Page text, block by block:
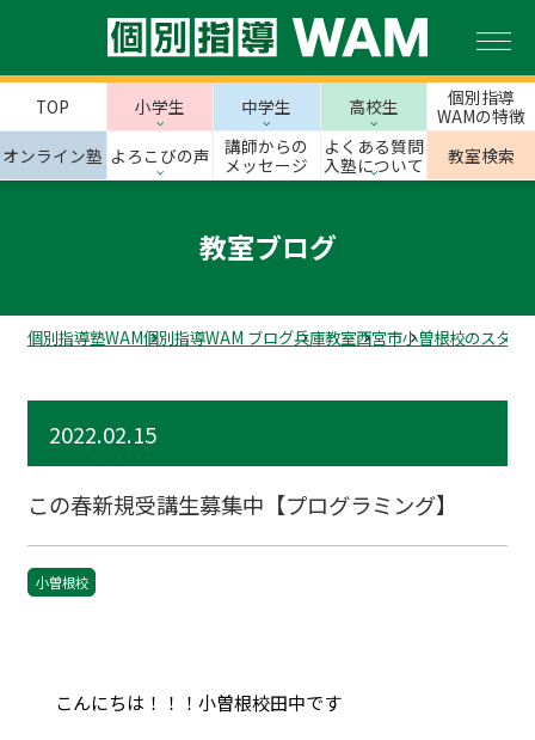
TOP 小学生 中学生 高校生
個別指導
WAMの特徴
オンライン塾 よろこびの声
講師からの
メッセージ
よくある質問
入塾について
教室検索
教室ブログ
個別指導塾WAM個別指導WAM ブログ兵庫教室西宮市小曽根校のスタッ
2022.02.15
この春新規受講生募集中【プログラミング】
小曽根校
こんにちは！！！小曽根校田中です